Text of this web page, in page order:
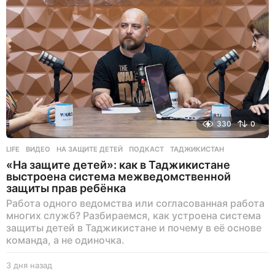
д
330 0
LIFE ВИДЕО ,НА ЗАЩИТЕ ДЕТЕЙ ,ПОДКАСТ ,ТАДЖИКИСТАН
«На защите детей»: как в Таджикистане
выстроена система межведомственной
защиты прав ребёнка
Работа одного ведомства или согласованная работа
многих служб? Разбираемся, как устроена система
защиты детей в Таджикистане и почему в её основе
команда, а не одиночка.
3 дня назад